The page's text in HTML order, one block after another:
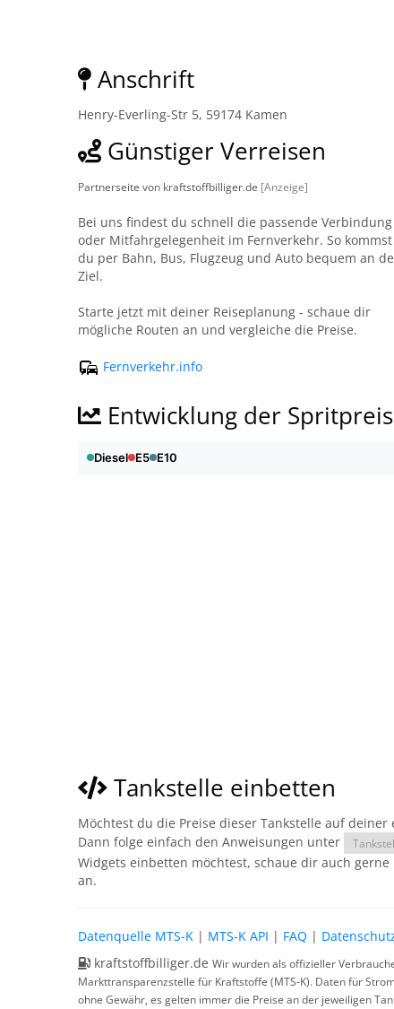
Anschrift
Henry-Everling-Str 5, 59174 Kamen
Günstiger Verreisen
Partnerseite von kraftstoffbilliger.de [Anzeige]
Bei uns findest du schnell die passende Verbindung
oder Mitfahrgelegenheit im Fernverkehr. So kommst
du per Bahn, Bus, Flugzeug und Auto bequem an
Ziel.
Starte jetzt mit deiner Reiseplanung - schaue dir
mögliche Routen an und vergleiche die Preise.
Fernverkehr.info
Entwicklung der
Tankstelle einbetten
Möchtest du die Preise dieser Tankstelle auf deiner
Dann folge einfach den Anweisungen unter
Widgets einbetten möchtest, schaue dir auch gerne
an.
Datenquelle MTS-K | MTS-K API | FAQ |
kraftstoffbilliger.de Wir wurden als offizieller
Markttransparenzstelle für Kraftstoffe (MTS-K). Daten für
ohne Gewähr, es gelten immer die Preise an der jeweiligen